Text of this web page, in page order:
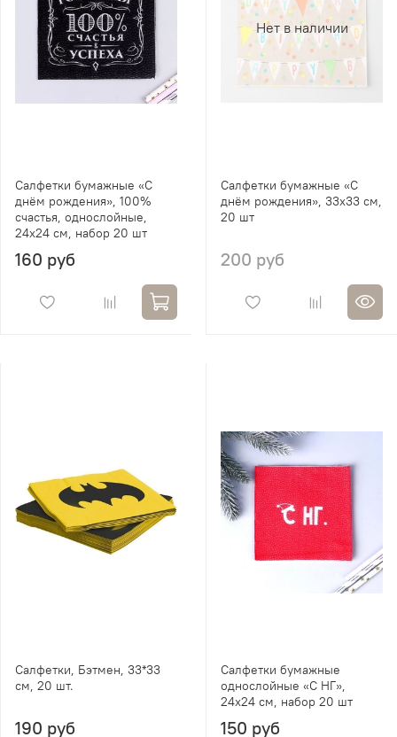
Салфетки бумажные «С
днём рождения», 100%
счастья, однослойные,
24х24 см, набор 20 шт
160 руб
Нет в наличии
Салфетки бумажные «С
днём рождения», 33х33 см,
20 шт
200 руб
Салфетки, Бэтмен, 33*33
см, 20 шт.
190 руб
Салфетки бумажные
однослойные «С НГ»,
24х24 см, набор 20 шт
150 руб